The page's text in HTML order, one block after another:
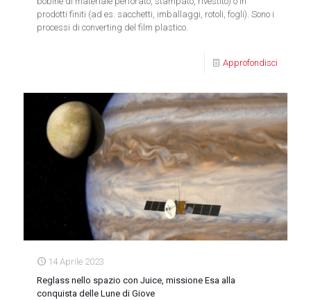
prodotti finiti (ad es. sacchetti, imballaggi, rotoli, fogli). Sono i
processi di converting del film plastico.
Approfondisci
14 Aprile 2023
Reglass nello spazio con Juice, missione Esa alla
conquista delle Lune di Giove